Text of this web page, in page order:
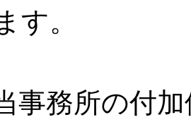
す。
事務所の付